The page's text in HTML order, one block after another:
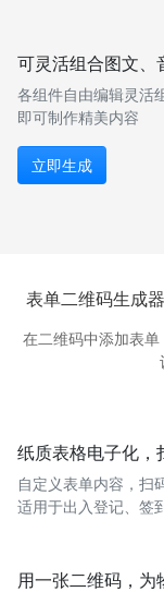
可灵活组合图文、
各组件自由编辑灵活
即可制作精美内容
立即生成
表单二维码生成
在二维码中添加表
纸质表格电子化，
自定义表单内容，扫
适用于出入登记、签
用一张二维码，为